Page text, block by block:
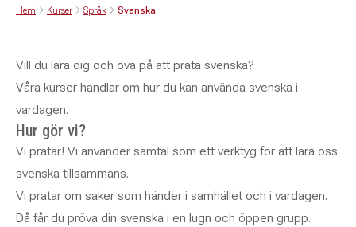
Hem Kurser Språk Svenska
Vill du lära dig och öva på att prata svenska?
Våra kurser handlar om hur du kan använda svenska i
vardagen.
Hur gör vi?
Vi pratar! Vi använder samtal som ett verktyg för att lära oss
svenska tillsammans.
Vi pratar om saker som händer i samhället och i vardagen.
Då får du pröva din svenska i en lugn och öppen grupp.